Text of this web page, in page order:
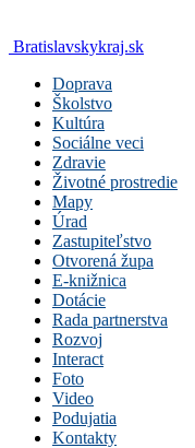
Bratislavskykraj.sk
Doprava
Školstvo
Kultúra
Sociálne veci
Zdravie
Životné prostredie
Mapy
Úrad
Zastupiteľstvo
Otvorená župa
E-knižnica
Dotácie
Rada partnerstva
Rozvoj
Interact
Foto
Video
Podujatia
Kontakty